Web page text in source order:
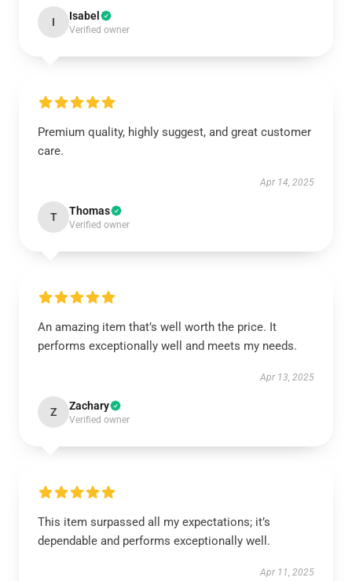
I Isabel
Verified owner
Premium quality, highly suggest, and great customer
care.
Apr 14, 2025
T Thomas
Verified owner
An amazing item that’s well worth the price. It
performs exceptionally well and meets my needs.
Apr 13, 2025
Z Zachary
Verified owner
This item surpassed all my expectations; it’s
dependable and performs exceptionally well.
Apr 11, 2025